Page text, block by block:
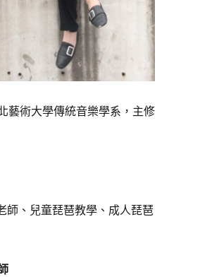
藝術大學傳統音樂學系，主修
師、兒童琵琶教學、成人琵琶